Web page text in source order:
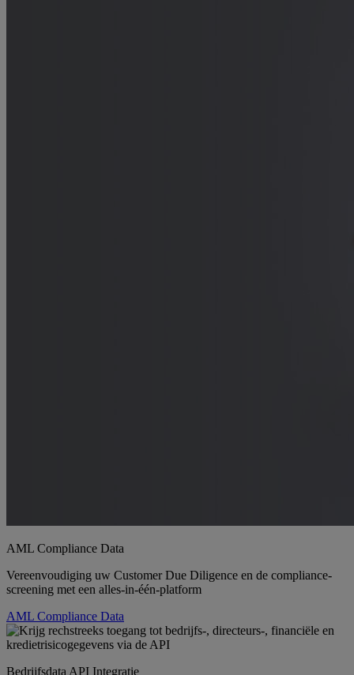
AML Compliance Data
Vereenvoudiging uw Customer Due Diligence en de compliance-
screening met een alles-in-één-platform
AML Compliance Data
Bedrijfsdata API Integratie